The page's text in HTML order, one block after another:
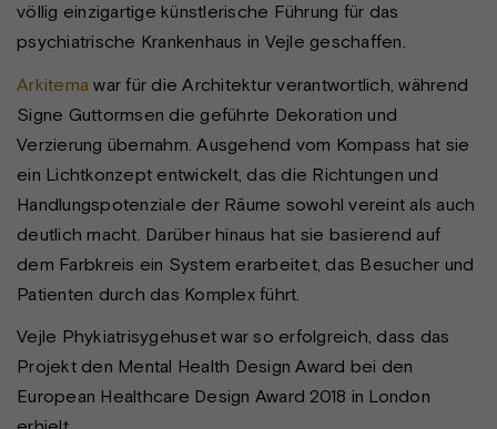
völlig einzigartige künstlerische Führung für das
psychiatrische Krankenhaus in Vejle geschaffen.
Arkitema war für die Architektur verantwortlich, während
Signe Guttormsen die geführte Dekoration und
Verzierung übernahm. Ausgehend vom Kompass hat sie
ein Lichtkonzept entwickelt, das die Richtungen und
Handlungspotenziale der Räume sowohl vereint als auch
deutlich macht. Darüber hinaus hat sie basierend auf
dem Farbkreis ein System erarbeitet, das Besucher und
Patienten durch das Komplex führt.
Vejle Phykiatrisygehuset war so erfolgreich, dass das
Projekt den Mental Health Design Award bei den
European Healthcare Design Award 2018 in London